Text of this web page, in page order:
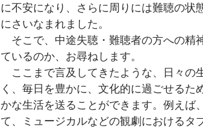
に不安になり、さらに周りには難聴の
にさいなまれました。
そこで、中途失聴・難聴者の方への精
ているのか、お尋ねします。
ここまで言及してきたような、日々の
く、毎日を豊かに、文化的に過ごせる
かな生活を送ることができます。例え
て、ミュージカルなどの観劇における